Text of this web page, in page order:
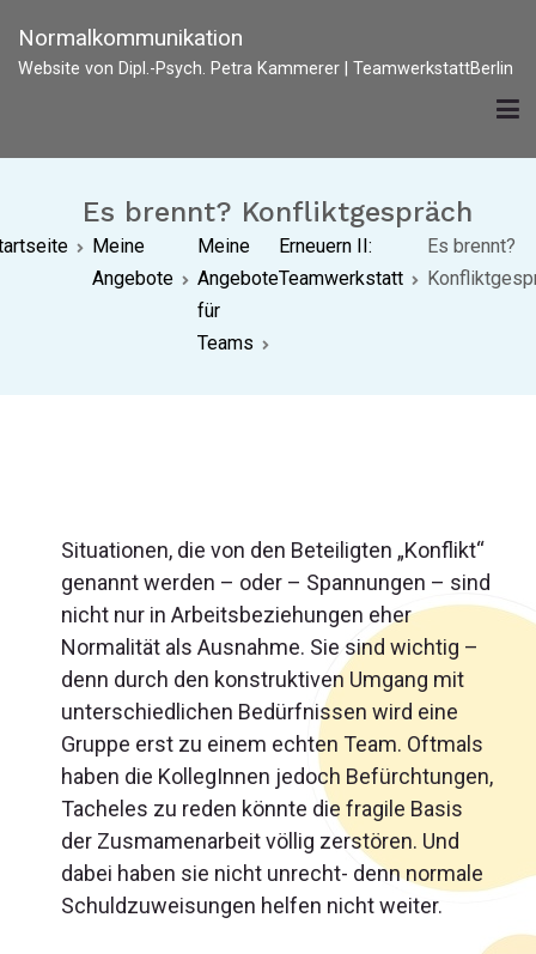
Inhalt
Normalkommunikation
Website von Dipl.-Psych. Petra Kammerer | TeamwerkstattBerlin
Es brennt? Konfliktgespräch
Meine
Angebote
Meine
Angebote
für
Teams
Erneuern II:
Teamwerkstatt
Es brennt?
Situationen, die von den Beteiligten „Konflikt“
genannt werden – oder – Spannungen – sind
nicht nur in Arbeitsbeziehungen eher
Normalität als Ausnahme. Sie sind wichtig –
denn durch den konstruktiven Umgang mit
unterschiedlichen Bedürfnissen wird eine
Gruppe erst zu einem echten Team. Oftmals
haben die KollegInnen jedoch Befürchtungen,
Tacheles zu reden könnte die fragile Basis
der Zusmamenarbeit völlig zerstören. Und
dabei haben sie nicht unrecht- denn normale
Schuldzuweisungen helfen nicht weiter.